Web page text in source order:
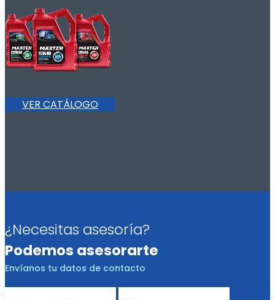
VER CATÁLOGO
¿Necesitas asesoría?
Podemos asesorarte
Envíanos tu datos de contacto